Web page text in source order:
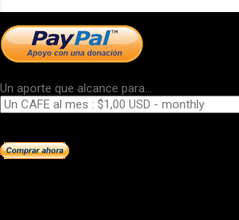
Un aporte que alcance para...